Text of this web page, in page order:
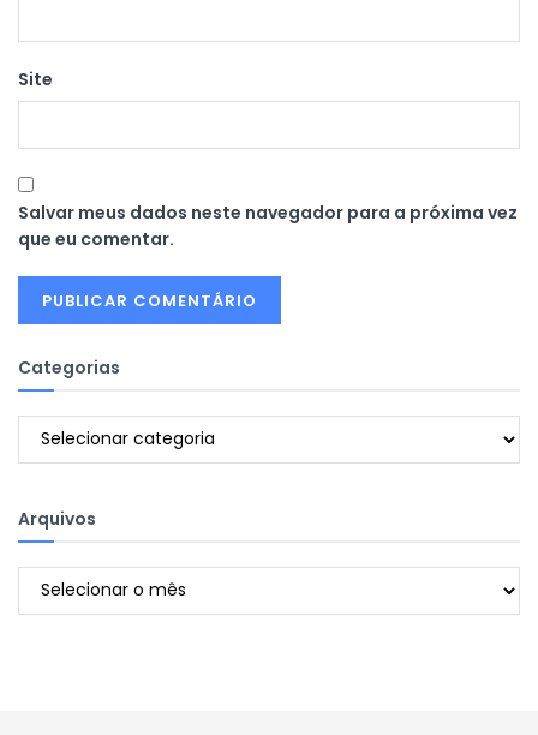
Site
Salvar meus dados neste navegador para a próxima vez
que eu comentar.
Categorias
Categorias
Arquivos
Arquivos